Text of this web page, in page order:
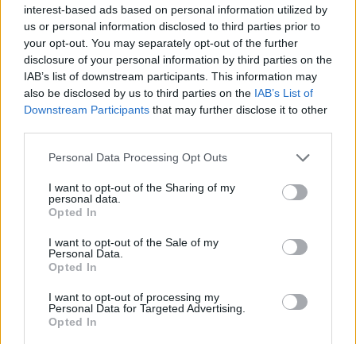
interest-based ads based on personal information utilized by
us or personal information disclosed to third parties prior to
your opt-out. You may separately opt-out of the further
disclosure of your personal information by third parties on the
IAB’s list of downstream participants. This information may
also be disclosed by us to third parties on the IAB’s List of
Downstream Participants that may further disclose it to other
Personal Data Processing Opt Outs
I want to opt-out of the Sharing of my
personal data.
Opted In
I want to opt-out of the Sale of my
Personal Data.
Opted In
I want to opt-out of processing my
Personal Data for Targeted Advertising.
Opted In
Tömeggyártásra kész a forradalmi
akkutechnológia
Greendex Szemle
Gyorsul a zöldfordulat, az EU
profitálhat a trendből
Greendex Szemle
veszélyezteti az újrahasznosítási
modelleket